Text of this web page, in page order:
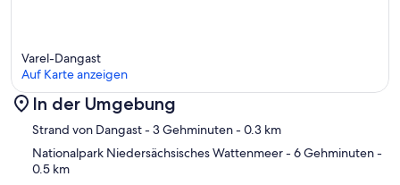
Karte
Varel-Dangast
Auf Karte anzeigen
In der Umgebung
Strand von Dangast- 3 Gehminuten- 0.3 km
Nationalpark Niedersächsisches Wattenmeer- 6 Gehminuten-
0.5 km